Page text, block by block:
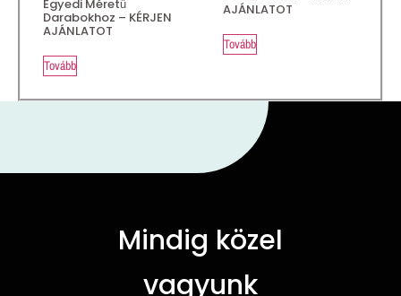
Egyedi Méretű
Darabokhoz – KÉRJEN
AJÁNLATOT
Tovább
AJÁNLATOT
Tovább
Mindig közel
vagyunk